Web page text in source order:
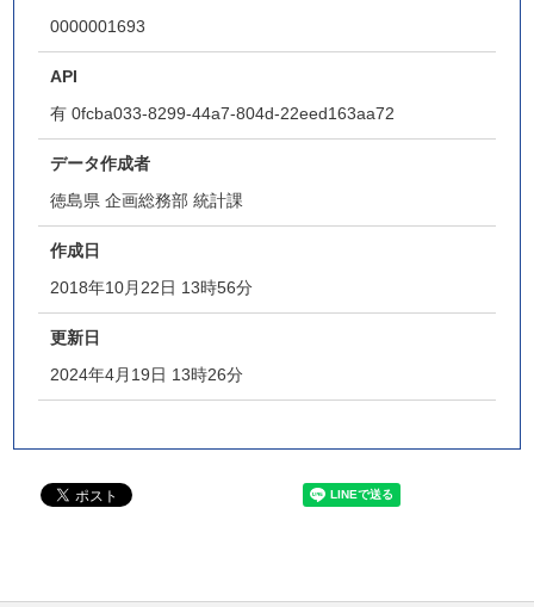
0000001693
API
有 0fcba033-8299-44a7-804d-22eed163aa72
データ作成者
徳島県 企画総務部 統計課
作成日
2018年10月22日 13時56分
更新日
2024年4月19日 13時26分